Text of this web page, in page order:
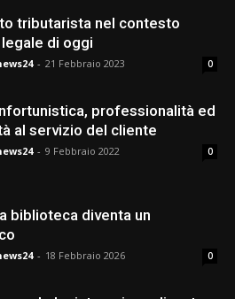
tributarista nel contesto
di oggi
- 21 Febbraio 2023 0
professionalità ed
al servizio del cliente
- 9 Febbraio 2022 0
biblioteca diventa un
- 18 Febbraio 2026 0